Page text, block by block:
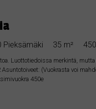
Pieksämäki 35 m²
Luottotiedoissa merkintä,
(Vuokrasta voi
450e